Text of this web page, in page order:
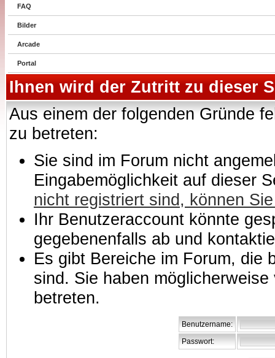
FAQ
Bilder
Arcade
Portal
Ihnen wird der Zutritt zu dieser
Aus einem der folgenden Gründe
zu betreten:
Sie sind im Forum nicht
Eingabemöglichkeit auf dieser
nicht registriert sind, können
Ihr Benutzeraccount könnte
gegebenenfalls ab und
Es gibt Bereiche im Forum, die
sind. Sie haben
betreten.
Benutzername:
Passwort: